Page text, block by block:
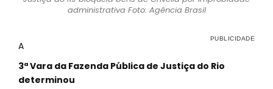
administrativa Foto: Agência Brasil
A
3ª Vara da Fazenda Pública de Justiça do Rio
determinou